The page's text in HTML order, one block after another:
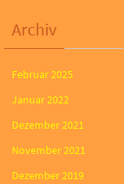
Archiv
Februar 2025
Januar 2022
Dezember 2021
November 2021
Dezember 2019